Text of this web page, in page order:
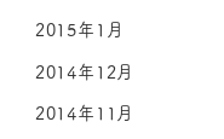
2015年1月
2014年12月
2014年11月